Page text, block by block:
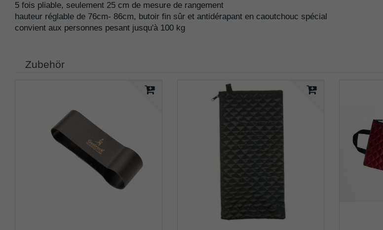
5 fois pliable, seulement 25 cm de mesure de rangement
hauteur réglable de 76cm- 86cm, butoir fin sûr et antidérapant en caoutchouc spécial
convient aux personnes pesant jusqu'à 100 kg
Zubehör